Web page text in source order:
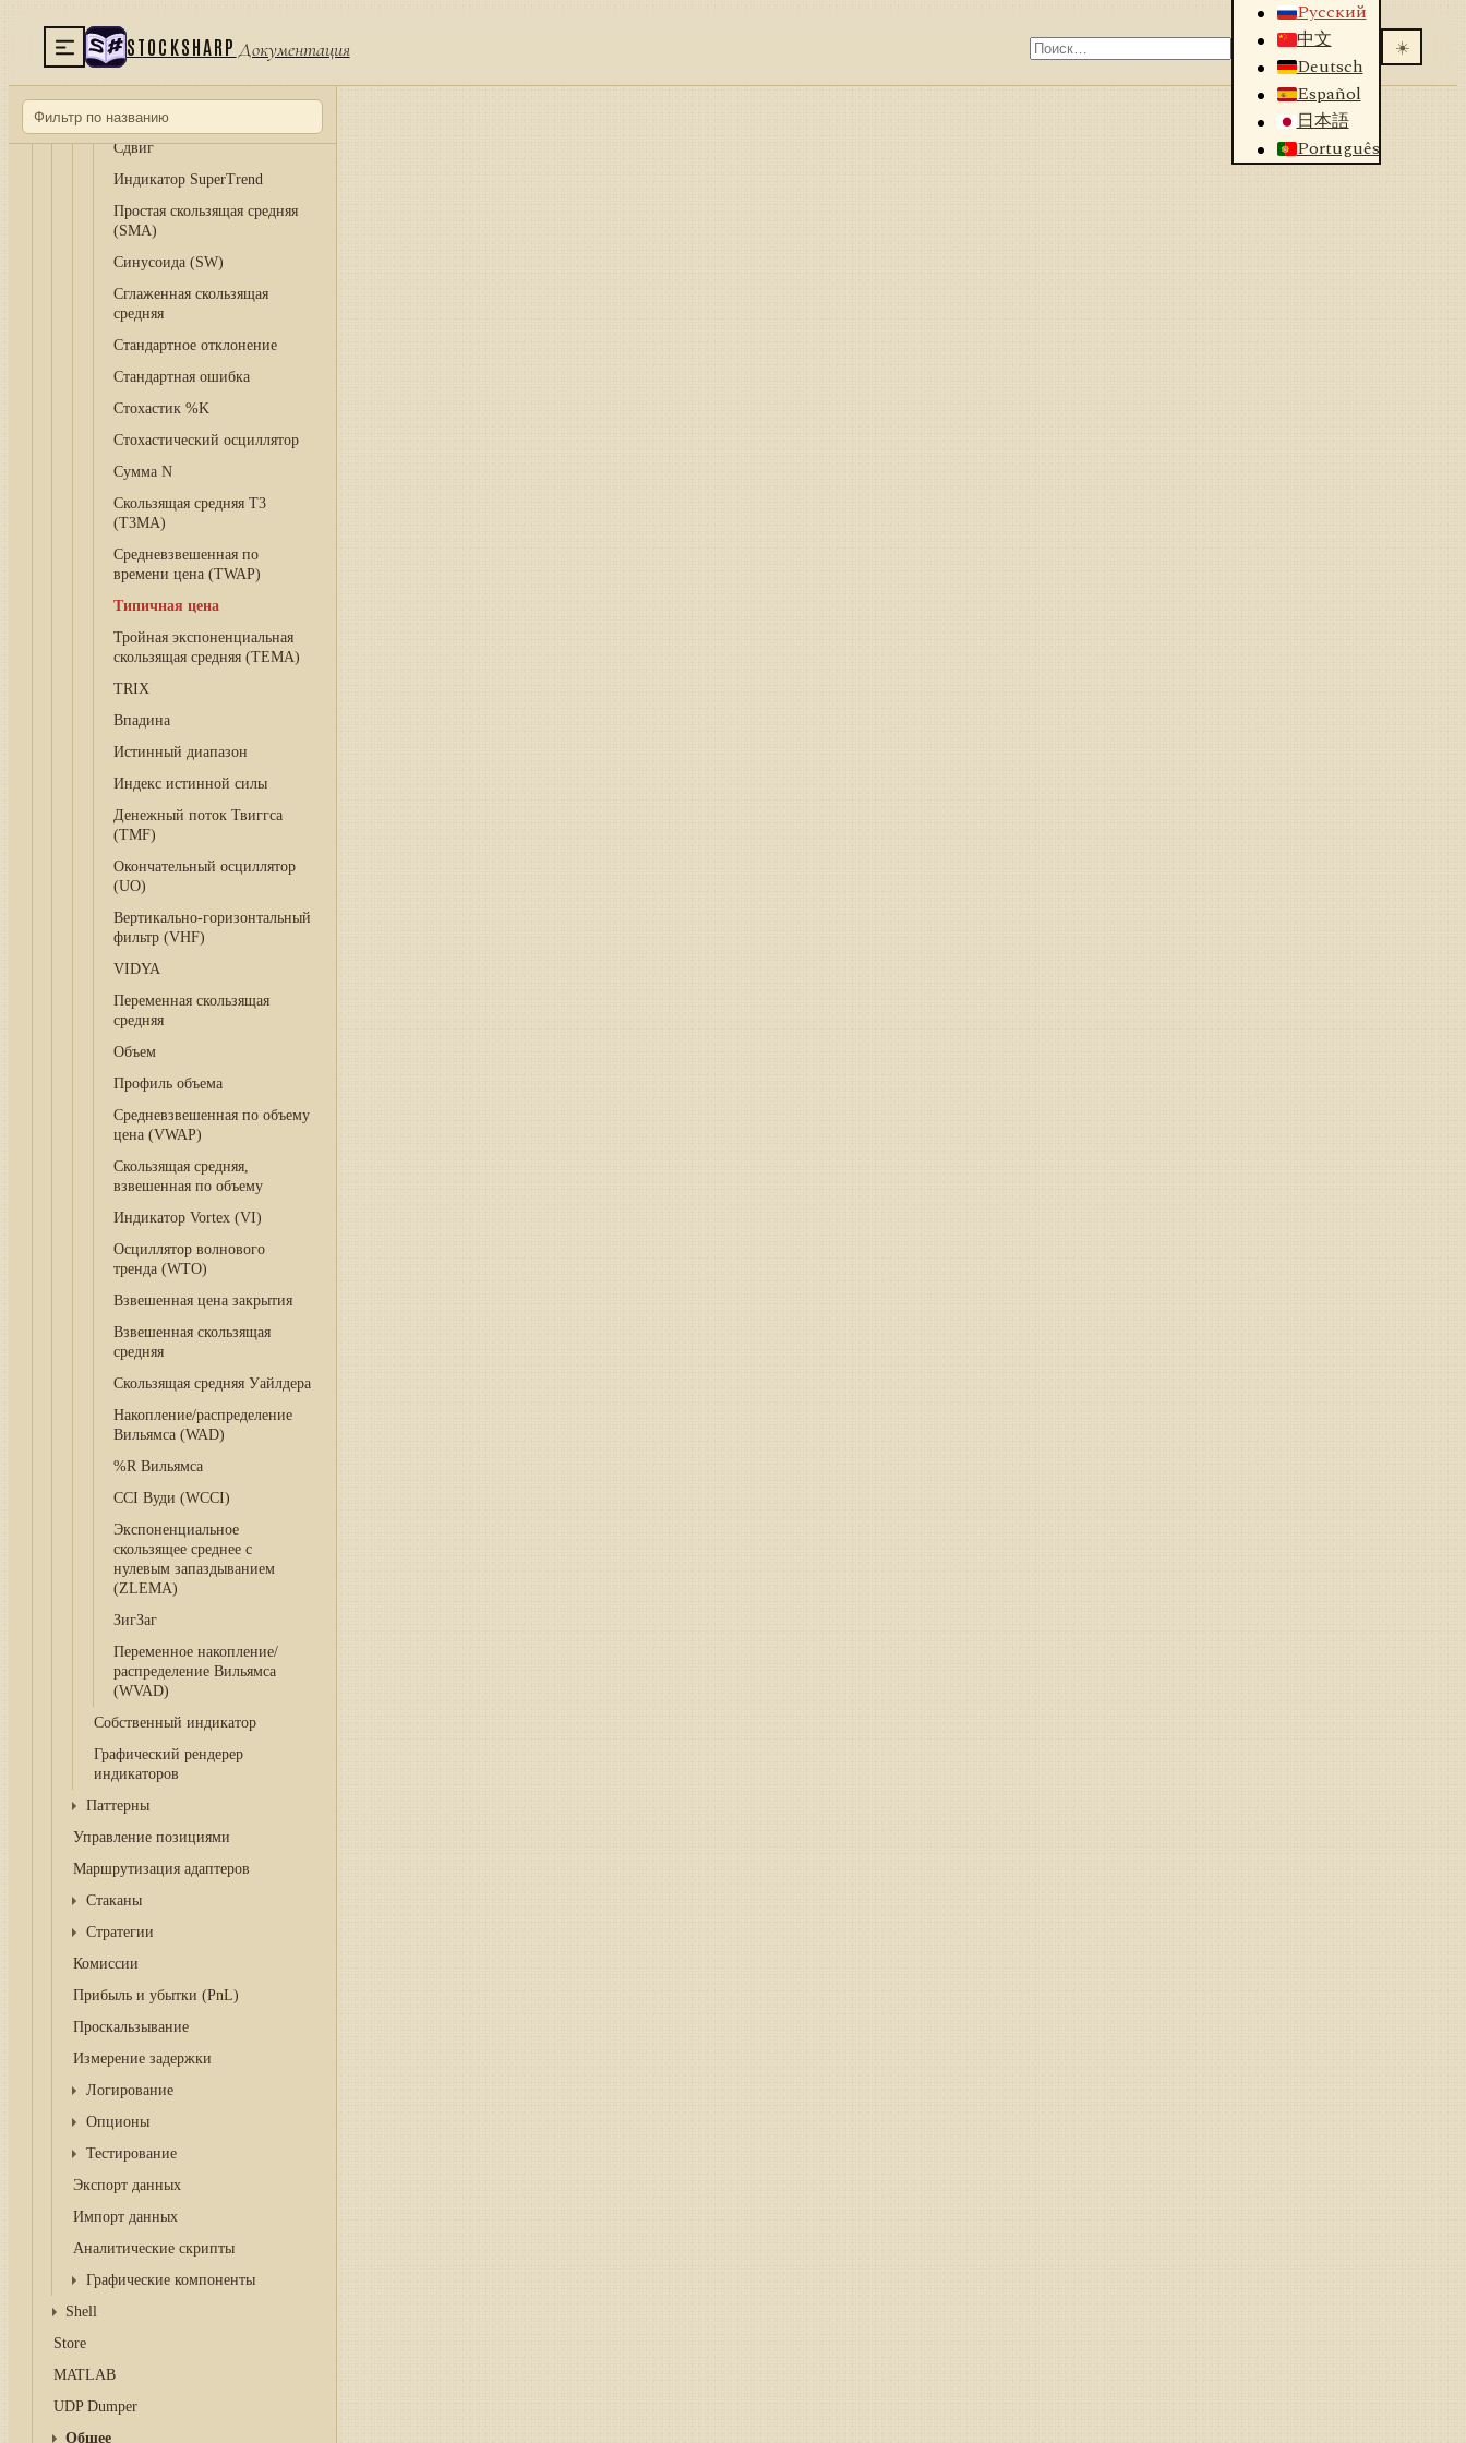
STOCKSHARP Документация
Русский
中文
Deutsch
Español
日本語
Português
☀️
Индекс относительной силы
(RSI)
Индикатор RVI
Цикл тренда Шаффа (STC)
Сдвиг
Индикатор SuperTrend
Простая скользящая средняя
(SMA)
Синусоида (SW)
Сглаженная скользящая
средняя
Стандартное отклонение
Стандартная ошибка
Стохастик %K
Стохастический осциллятор
Сумма N
Скользящая средняя T3
(T3MA)
Средневзвешенная по
времени цена (TWAP)
Типичная цена
Тройная экспоненциальная
скользящая средняя (TEMA)
TRIX
Впадина
Истинный диапазон
Индекс истинной силы
Денежный поток Твиггса
(TMF)
Окончательный осциллятор
(UO)
Вертикально-горизонтальный
фильтр (VHF)
VIDYA
Переменная скользящая
средняя
Объем
Профиль объема
Средневзвешенная по объему
цена (VWAP)
Скользящая средняя,
взвешенная по объему
Индикатор Vortex (VI)
Осциллятор волнового
тренда (WTO)
Взвешенная цена закрытия
Взвешенная скользящая
средняя
Скользящая средняя Уайлдера
Накопление/распределение
Вильямса (WAD)
%R Вильямса
CCI Вуди (WCCI)
Экспоненциальное
скользящее среднее с
нулевым запаздыванием
(ZLEMA)
ЗигЗаг
Переменное накопление/
распределение Вильямса
(WVAD)
Собственный индикатор
Графический рендерер
индикаторов
Паттерны
Управление позициями
Маршрутизация адаптеров
Стаканы
Cтратегии
Комиссии
Прибыль и убытки (PnL)
Проскальзывание
Измерение задержки
Логирование
Опционы
Тестирование
Экспорт данных
Импорт данных
Аналитические скрипты
Графические компоненты
Shell
Store
MATLAB
UDP Dumper
Общее